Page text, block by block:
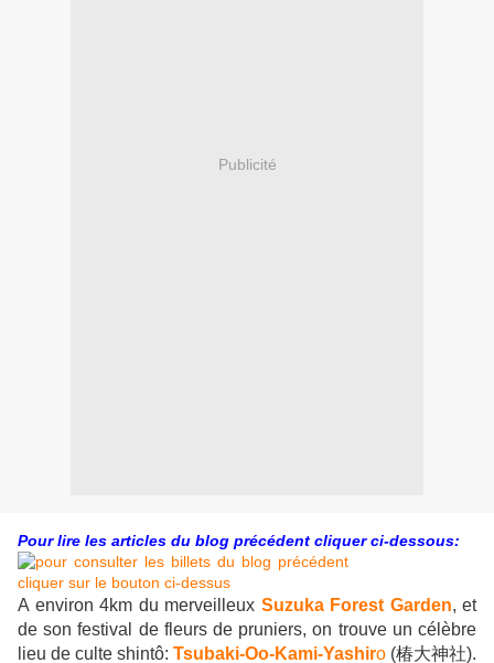
Publicité
Pour lire les articles du blog précédent cliquer ci-dessous:
A environ 4km du merveilleux Suzuka Forest Garden, et
de son festival de fleurs de pruniers, on trouve un célèbre
lieu de culte shintô: Tsubaki-Oo-Kami-Yashiro (椿大神社).